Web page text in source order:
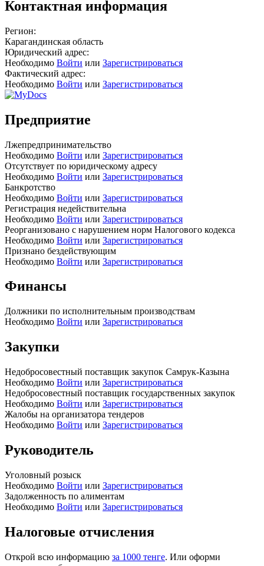
Контактная информация
Регион:
Карагандинская область
Юридический адрес:
Необходимо Войти или Зарегистрироваться
Фактический адрес:
Необходимо Войти или Зарегистрироваться
Предприятие
Лжепредпринимательство
Необходимо Войти или Зарегистрироваться
Отсутствует по юридическому адресу
Необходимо Войти или Зарегистрироваться
Банкротство
Необходимо Войти или Зарегистрироваться
Регистрация недействительна
Необходимо Войти или Зарегистрироваться
Реорганизовано с нарушением норм Налогового кодекса
Необходимо Войти или Зарегистрироваться
Признано бездействующим
Необходимо Войти или Зарегистрироваться
Финансы
Должники по исполнительным производствам
Необходимо Войти или Зарегистрироваться
Закупки
Недобросовестный поставщик закупок Самрук-Казына
Необходимо Войти или Зарегистрироваться
Недобросовестный поставщик государственных закупок
Необходимо Войти или Зарегистрироваться
Жалобы на организатора тендеров
Необходимо Войти или Зарегистрироваться
Руководитель
Уголовный розыск
Необходимо Войти или Зарегистрироваться
Задолженность по алиментам
Необходимо Войти или Зарегистрироваться
Налоговые отчисления
Открой всю информацию за 1000 тенге. Или оформи